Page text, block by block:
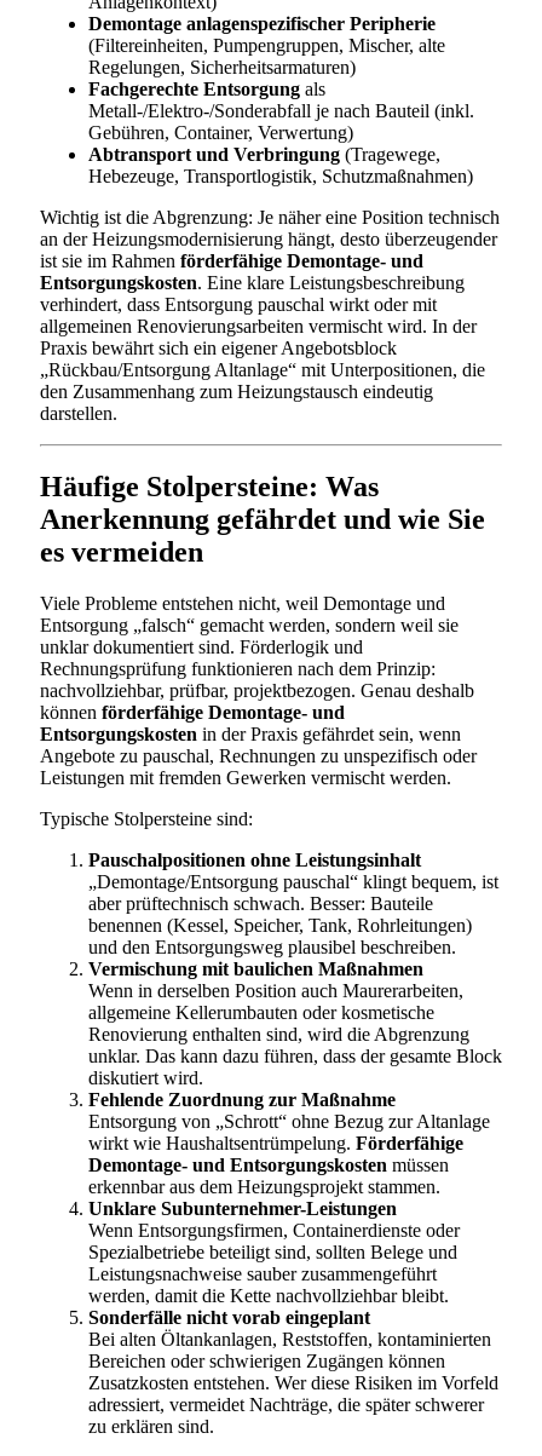
Demontage anlagenspezifischer Peripherie
(Filtereinheiten, Pumpengruppen, Mischer, alte
Regelungen, Sicherheitsarmaturen)
Fachgerechte Entsorgung als
Metall-/Elektro-/Sonderabfall je nach Bauteil (inkl.
Gebühren, Container, Verwertung)
Abtransport und Verbringung (Tragewege,
Hebezeuge, Transportlogistik, Schutzmaßnahmen)
Wichtig ist die Abgrenzung: Je näher eine Position technisch
an der Heizungsmodernisierung hängt, desto überzeugender
ist sie im Rahmen förderfähige Demontage- und
Entsorgungskosten. Eine klare Leistungsbeschreibung
verhindert, dass Entsorgung pauschal wirkt oder mit
allgemeinen Renovierungsarbeiten vermischt wird. In der
Praxis bewährt sich ein eigener Angebotsblock
„Rückbau/Entsorgung Altanlage“ mit Unterpositionen, die
den Zusammenhang zum Heizungstausch eindeutig
darstellen.
Häufige Stolpersteine: Was
Anerkennung gefährdet und wie Sie
es vermeiden
Viele Probleme entstehen nicht, weil Demontage und
Entsorgung „falsch“ gemacht werden, sondern weil sie
unklar dokumentiert sind. Förderlogik und
Rechnungsprüfung funktionieren nach dem Prinzip:
nachvollziehbar, prüfbar, projektbezogen. Genau deshalb
können förderfähige Demontage- und
Entsorgungskosten in der Praxis gefährdet sein, wenn
Angebote zu pauschal, Rechnungen zu unspezifisch oder
Leistungen mit fremden Gewerken vermischt werden.
Typische Stolpersteine sind:
Pauschalpositionen ohne Leistungsinhalt
„Demontage/Entsorgung pauschal“ klingt bequem, ist
aber prüftechnisch schwach. Besser: Bauteile
benennen (Kessel, Speicher, Tank, Rohrleitungen)
und den Entsorgungsweg plausibel beschreiben.
Vermischung mit baulichen Maßnahmen
Wenn in derselben Position auch Maurerarbeiten,
allgemeine Kellerumbauten oder kosmetische
Renovierung enthalten sind, wird die Abgrenzung
unklar. Das kann dazu führen, dass der gesamte Block
diskutiert wird.
Fehlende Zuordnung zur Maßnahme
Entsorgung von „Schrott“ ohne Bezug zur Altanlage
wirkt wie Haushaltsentrümpelung. Förderfähige
Demontage- und Entsorgungskosten müssen
erkennbar aus dem Heizungsprojekt stammen.
Unklare Subunternehmer-Leistungen
Wenn Entsorgungsfirmen, Containerdienste oder
Spezialbetriebe beteiligt sind, sollten Belege und
Leistungsnachweise sauber zusammengeführt
werden, damit die Kette nachvollziehbar bleibt.
Sonderfälle nicht vorab eingeplant
Bei alten Öltankanlagen, Reststoffen, kontaminierten
Bereichen oder schwierigen Zugängen können
Zusatzkosten entstehen. Wer diese Risiken im Vorfeld
adressiert, vermeidet Nachträge, die später schwerer
zu erklären sind.